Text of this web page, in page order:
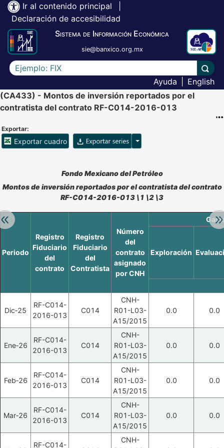
Ir al contenido principal
Declaración de accesibilidad
Sistema de Información Económica
sie@banxico.org.mx
Escriba el texto a buscar
Ayuda
English
(CA433) - Montos de inversión reportados por el
contratista del contrato RF-C014-2016-013
Exportar:
Exportar cuadro Opciones para exportar
Retroceder:
Accesibilidad de Cuadros Analíticos, al exportar el cuadro
Fondo Mexicano del Petróleo
Montos de inversión reportados por el contratista del contrato
RF-C014-2016-013 \1 \2 \3
Periodo
Registro
Fiduciario
del
contrato
Registro
Fiduciario
del
Contratista
Número
del
contrato
asignado
por CNH
Exploración
Dic‑25
RF-C014-
2016-013
C014
CNH-
R01-L03-
A15/2015
0.0 0.0
Ene‑26
RF-C014-
2016-013
C014
CNH-
R01-L03-
A15/2015
0.0 0.0
Feb‑26
RF-C014-
2016-013
C014
CNH-
R01-L03-
A15/2015
0.0 0.0
Mar‑26
RF-C014-
2016-013
C014
CNH-
R01-L03-
A15/2015
0.0 0.0
RF-C014-
CNH-